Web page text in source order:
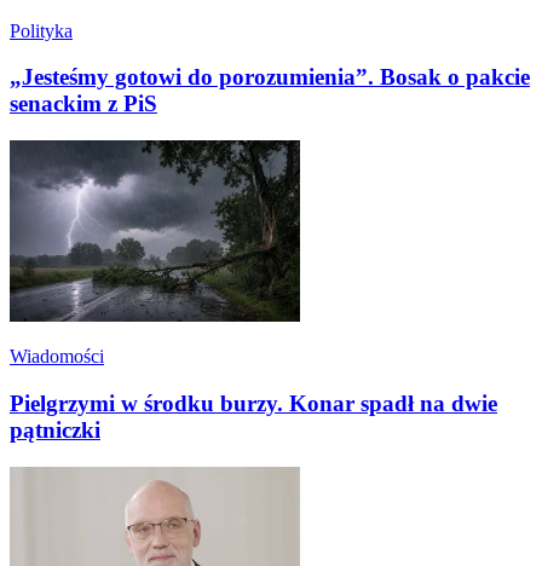
Polityka
„Jesteśmy gotowi do porozumienia”. Bosak o pakcie
senackim z PiS
Wiadomości
Pielgrzymi w środku burzy. Konar spadł na dwie
pątniczki